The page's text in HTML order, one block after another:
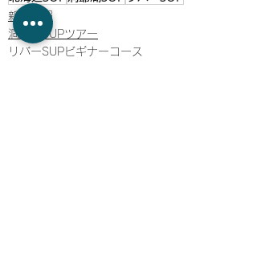
新着情報
洞爺湖SUPツアー
リバーSUPビギナーコース